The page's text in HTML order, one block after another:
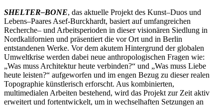
SHELTER–BONE, das aktuelle Projekt des Kunst–Duos und
Lebens–Paares Asef-Burckhardt, basiert auf umfangreichen
Recherche– und Arbeitsperioden in dieser visionären Siedlung in
Nordkalifornien und präsentiert die vor Ort und in Berlin
entstandenen Werke. Vor dem akutem Hintergrund der globalen
Umweltkrise werden dabei neue anthropologischen Fragen wie:
„Was muss Architektur heute verbinden?“ und „Was muss Liebe
heute leisten?“ aufgeworfen und im engen Bezug zu dieser realen
Topographie künstlerisch erforscht. Aus kombinierten,
multimedialen Arbeiten bestehend, wird das Projekt zur Zeit aktiv
erweitert und fortentwickelt, um in wechselhaften Setzungen an